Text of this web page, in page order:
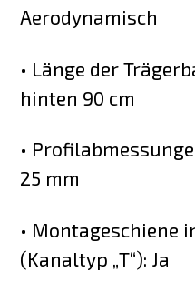
Aerodynamisch
• Länge der
hinten 90 cm
•
25 mm
• Montageschiene
(Kanaltyp „T“): Ja